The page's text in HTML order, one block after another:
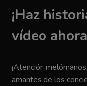
¡Haz
vídeo
¡Atención
amantes de los